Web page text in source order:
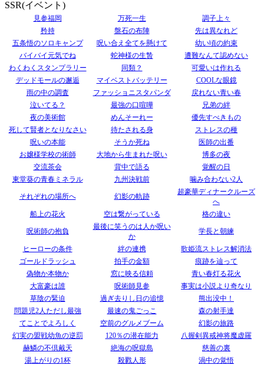
SSR(イベント)
見参福岡 万死一生
調子上々
矜持
盤石の布陣
先は異なれど
五条悟のソロキャンプ
呪い合え全てを懸けて
幼い頃の約束
バイバイ元気でね
蛇神様の生贄
遭難なんて認めない
わくわくスタンプラリー
同類？
可愛いは作れる
デッドモールの邂逅
マイベストバッテリー
COOLな眼鏡
雨の中の調査
ファッショニスタパンダ
戻れない青い春
泣いてる？
最強の口喧嘩
兄弟の絆
夜の美術館
めんそーれー
優先すべきもの
死して賢者となりなさい
待たされる身
ストレスの種
呪いの本能
そうか死ね
医師の出番
お嬢様学校の術師
大地から生まれた呪い
博多の夜
交流茶会
背中で語る
覚醒の日
東堂葵の青春ミネラル
九州決戦前 噛み合わない2人
それぞれの場所へ 幻影の軌跡
超豪華ディナークルーズ
へ
船上の花火
空は繋がっている 格の違い
呪術師の抱負
最後に笑うのは人か呪い
か
学長と朝練
ヒーローの条件 絆の連携
歌姫流ストレス解消法
ゴールドラッシュ
拍手の金額
痕跡を辿って
偽物か本物か
窓に映る信頼
青い春灯る花火
大富豪は誰
呪術師見参
事実は小説より奇なり
草陰の緊迫
過ぎ去りし日の追憶
熊出没中！
問題児2人ただし最強
最速の鬼ごっこ
森の射手達
てことでよろしく
空前のグルメブーム
幻影の旅路
幻実の盟戦幼魚の逆罰
120％の潜在能力
八握剣異戒神将魔虚羅
赫鱗の不倶戴天
絶海の呪獄島
慈善の裏
湯上がりの1杯
殺戮人形
渦中の覚悟